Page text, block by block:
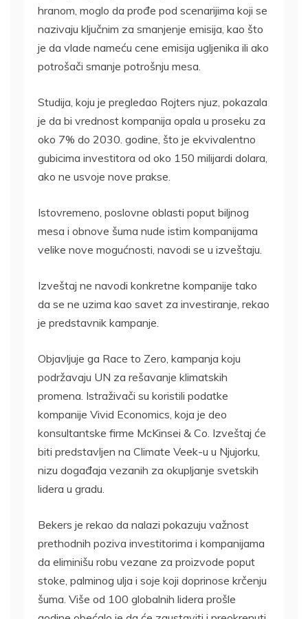
hranom, moglo da prođe pod scenarijima koji se
nazivaju ključnim za smanjenje emisija, kao što
je da vlade nameću cene emisija ugljenika ili ako
potrošači smanje potrošnju mesa.
Studija, koju je pregledao Rojters njuz, pokazala
je da bi vrednost kompanija opala u proseku za
oko 7% do 2030. godine, što je ekvivalentno
gubicima investitora od oko 150 milijardi dolara,
ako ne usvoje nove prakse.
Istovremeno, poslovne oblasti poput biljnog
mesa i obnove šuma nude istim kompanijama
velike nove mogućnosti, navodi se u izveštaju.
Izveštaj ne navodi konkretne kompanije tako
da se ne uzima kao savet za investiranje, rekao
je predstavnik kampanje.
Objavljuje ga Race to Zero, kampanja koju
podržavaju UN za rešavanje klimatskih
promena. Istraživači su koristili podatke
kompanije Vivid Economics, koja je deo
konsultantske firme McKinsei & Co. Izveštaj će
biti predstavljen na Climate Veek-u u Njujorku,
nizu događaja vezanih za okupljanje svetskih
lidera u gradu.
Bekers je rekao da nalazi pokazuju važnost
prethodnih poziva investitorima i kompanijama
da eliminišu robu vezane za proizvode poput
stoke, palminog ulja i soje koji doprinose krčenju
šuma. Više od 100 globalnih lidera prošle